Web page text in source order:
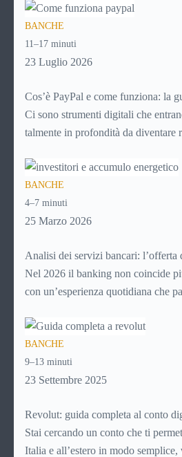
donne.
BANCHE
11–17 minuti
23 Luglio 2026
Cos’è PayPal e come funziona: la
aggiornata per venditori e privati
Ci sono strumenti digitali che
talmente in profondità da diventare
per pagare un corso online, per
amico. Ma se ti chiedi esattamente
quella schermata (e soprattutto
probabilmente non hai una risposta
BANCHE
4–7 minuti
25 Marzo 2026
Analisi dei servizi bancari: l’offerta
Nel 2026 il banking non coincide
con un’esperienza quotidiana che
raggiungere, ma un servizio da
secondi e integrare nella gestione
Controllare il saldo, fare un
o monitorare le spese sono attività
BANCHE
9–13 minuti
23 Settembre 2025
Revolut: guida completa al conto
Stai cercando un conto che ti
Italia e all’estero in modo semplice,